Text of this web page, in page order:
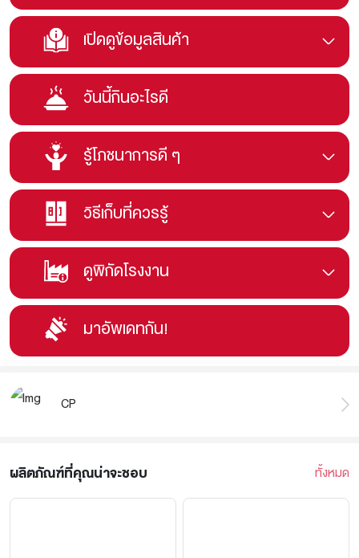
เปิดดูข้อมูลสินค้า
วันนี้กินอะไรดี
รู้โภชนาการดี ๆ
วิธีเก็บที่ควรรู้
ดูพิกัดโรงงาน
มาอัพเดทกัน!
CP
ผลิตภัณฑ์ที่คุณน่าจะชอบ ทั้งหมด